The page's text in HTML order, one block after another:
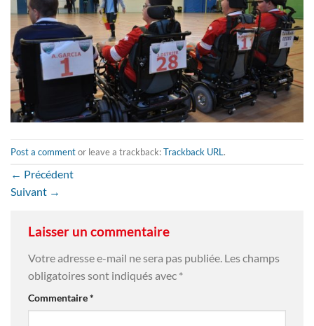
Post a commentor leave a trackback:Trackback URL.
← Précédent
Suivant →
Laisser un commentaire
Votre adresse e-mail ne sera pas publiée. Les champs
obligatoires sont indiqués avec *
Commentaire*